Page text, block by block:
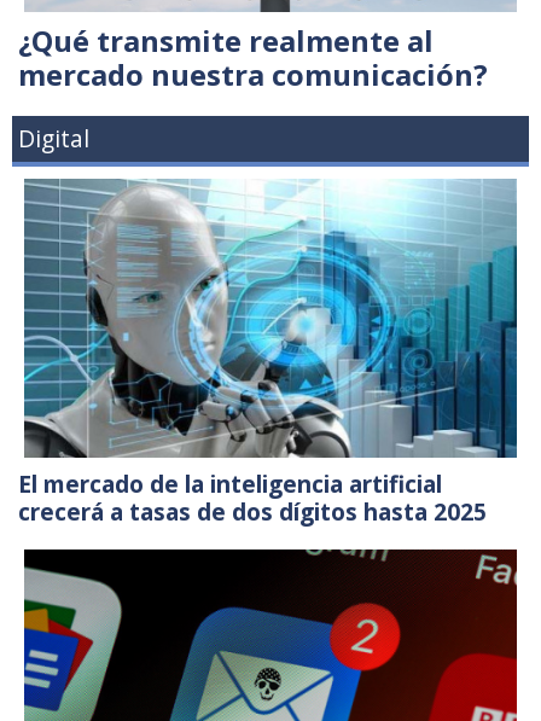
¿Qué transmite realmente al
mercado nuestra comunicación?
Digital
El mercado de la inteligencia artificial
crecerá a tasas de dos dígitos hasta 2025